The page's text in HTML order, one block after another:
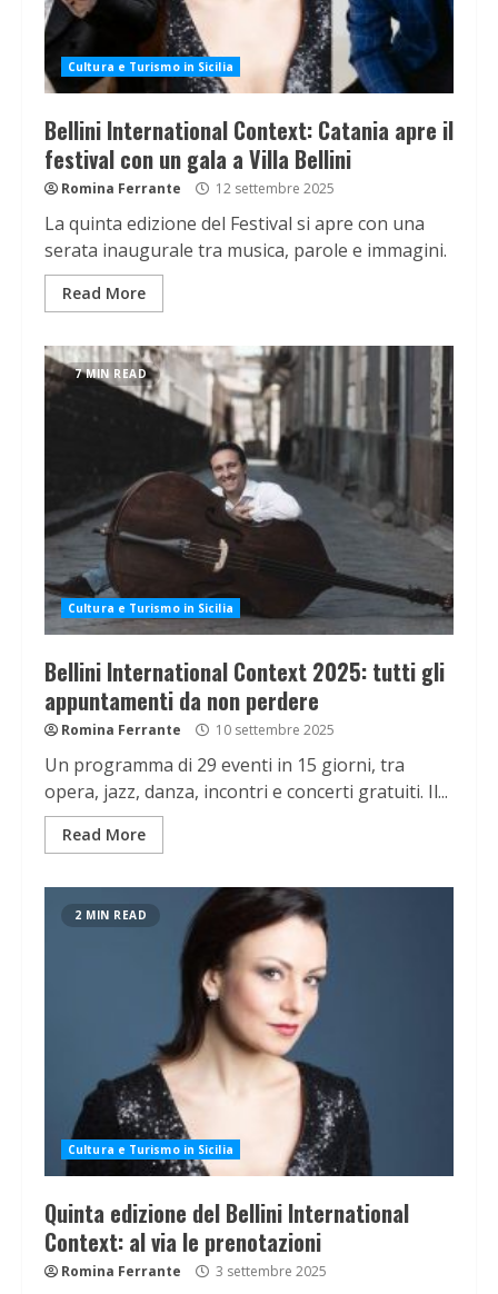
Cultura e Turismo in Sicilia
Bellini International Context: Catania apre il
festival con un gala a Villa Bellini
Romina Ferrante 12 settembre 2025
La quinta edizione del Festival si apre con una
serata inaugurale tra musica, parole e immagini.
Read More
7 MIN READ
Cultura e Turismo in Sicilia
Bellini International Context 2025: tutti gli
appuntamenti da non perdere
Romina Ferrante 10 settembre 2025
Un programma di 29 eventi in 15 giorni, tra
opera, jazz, danza, incontri e concerti gratuiti. Il...
Read More
2 MIN READ
Cultura e Turismo in Sicilia
Quinta edizione del Bellini International
Context: al via le prenotazioni
Romina Ferrante 3 settembre 2025